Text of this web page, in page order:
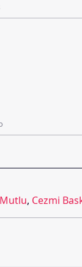
, Cezmi